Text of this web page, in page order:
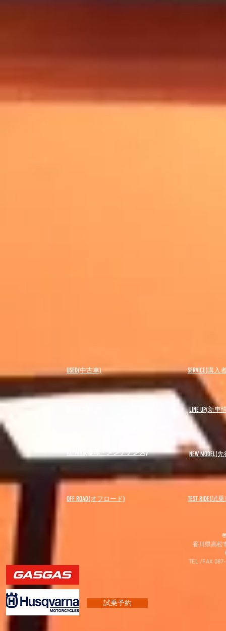
USED(中古車) SERVICE(購
LINE UP(新車
REPAIRS(修理・メンテナンス) NEW MODEL(先
OFF ROAD(オフロード) ​TEST RIDE(試
試乗予約
香川県高松
TEL /FAX